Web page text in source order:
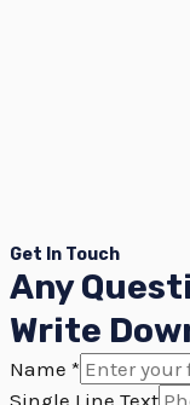
Get In Touch
Any
Write
Name *
Single Line Text